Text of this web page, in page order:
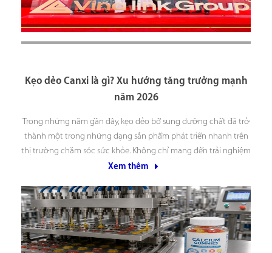
Kẹo dẻo Canxi là gì? Xu hướng tăng trưởng mạnh
năm 2026
Trong những năm gần đây, kẹo dẻo bổ sung dưỡng chất đã trở
thành một trong những dạng sản phẩm phát triển nhanh trên
thị trường chăm sóc sức khỏe. Không chỉ mang đến trải nghiệm
sử dụng tiện lợi và dễ chịu hơn so với các dạng viên truyền
Xem thêm